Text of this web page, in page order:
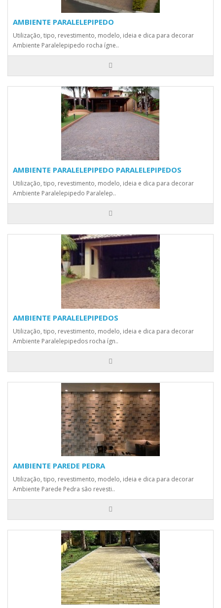
AMBIENTE PARALELEPIPEDO
Utilização, tipo, revestimento, modelo, ideia e dica para decorar
Ambiente Paralelepipedo rocha ígne..
AMBIENTE PARALELEPIPEDO PARALELEPIPEDOS
Utilização, tipo, revestimento, modelo, ideia e dica para decorar
Ambiente Paralelepipedo Paralelep..
AMBIENTE PARALELEPIPEDOS
Utilização, tipo, revestimento, modelo, ideia e dica para decorar
Ambiente Paralelepipedos rocha ígn..
AMBIENTE PAREDE PEDRA
Utilização, tipo, revestimento, modelo, ideia e dica para decorar
Ambiente Parede Pedra são revesti..